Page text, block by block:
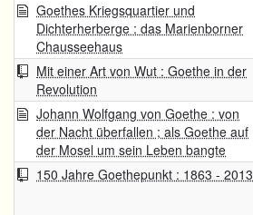
Goethes Kriegsquartier und
Dichterherberge : das Marienborner
Chausseehaus
Mit einer Art von Wut : Goethe in der
Revolution
Johann Wolfgang von Goethe : von
der Nacht überfallen ; als Goethe auf
der Mosel um sein Leben bangte
150 Jahre Goethepunkt : 1863 - 2013